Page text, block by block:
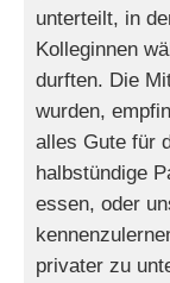
unterteilt, in
Kolleginnen
durften. Die
wurden,
alles Gute für
halbstündige
essen, oder
privater zu